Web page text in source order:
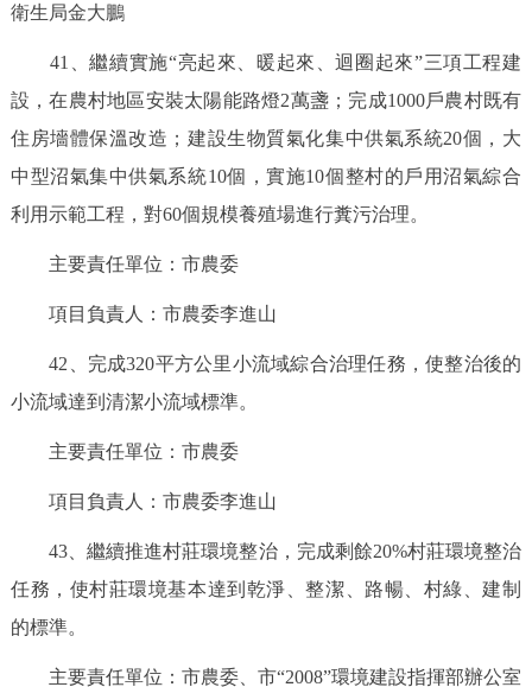
衛生局金大鵬
41、繼續實施“亮起來、暖起來、迴圈起來”三項工程建
設，在農村地區安裝太陽能路燈2萬盞；完成1000戶農村既有
住房墻體保溫改造；建設生物質氣化集中供氣系統20個，大
中型沼氣集中供氣系統10個，實施10個整村的戶用沼氣綜合
利用示範工程，對60個規模養殖場進行糞污治理。
主要責任單位：市農委
項目負責人：市農委李進山
42、完成320平方公里小流域綜合治理任務，使整治後的
小流域達到清潔小流域標準。
主要責任單位：市農委
項目負責人：市農委李進山
43、繼續推進村莊環境整治，完成剩餘20%村莊環境整治
任務，使村莊環境基本達到乾淨、整潔、路暢、村綠、建制
的標準。
主要責任單位：市農委、市“2008”環境建設指揮部辦公室